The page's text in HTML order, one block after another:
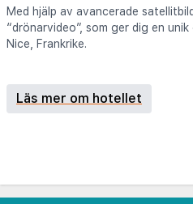
Med hjälp av avancerade
“drönarvideo”, som ger dig en
Nice, Frankrike.
Läs mer om hotellet